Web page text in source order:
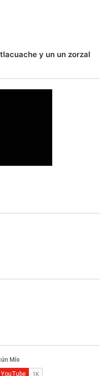
y un un zorzal